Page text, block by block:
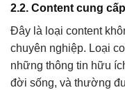
2.2. Content cung
Đây là loại content
chuyên nghiệp. Loại
những thông tin hữu
đời sống, và thường